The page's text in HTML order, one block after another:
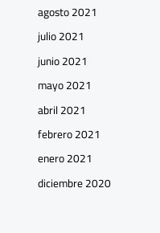
agosto 2021
julio 2021
junio 2021
mayo 2021
abril 2021
febrero 2021
enero 2021
diciembre 2020